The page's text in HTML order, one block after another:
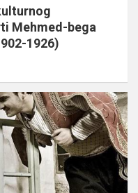
Mehmed-bega
1926)